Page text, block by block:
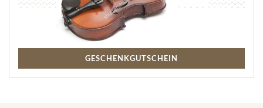
GESCHENKGUTSCHEIN